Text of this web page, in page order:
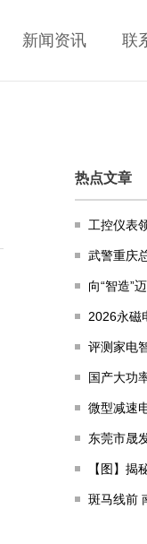
新闻资讯 联
热点文章
向“智造”
评测家电
微型减速
东莞市晟
【图】
斑马线前